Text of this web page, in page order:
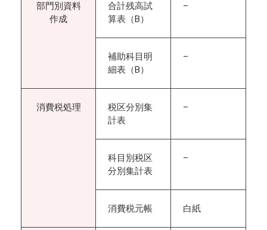
部門別資料
作成
合計残高試
算表（B）
–
補助科目明
細表（B）
–
消費税処理
税区分別集
計表
–
科目別税区
分別集計表
–
消費税元帳 白紙